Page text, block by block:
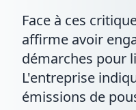
Face à ces
affirme avoir
démarches pour
L'entreprise
émissions de